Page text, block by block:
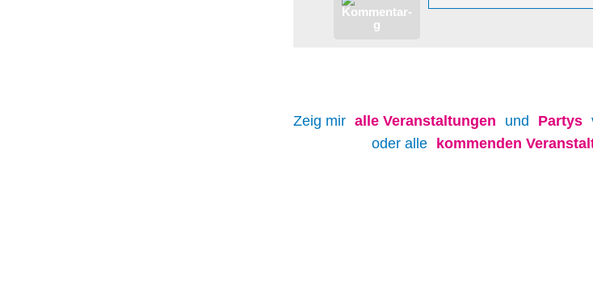
Zeig mir alle Veranstaltungen und Partys
oder alle
kommenden